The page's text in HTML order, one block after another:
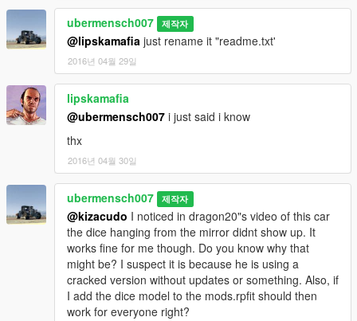
ubermensch007 제작자
@lipskamafia just rename it "readme.txt'
2016년 04월 29일
lipskamafia
@ubermensch007 i just said i know
thx
2016년 04월 30일
ubermensch007 제작자
@kizacudo I noticed in dragon20"s video of this car
the dice hanging from the mirror didnt show up. It
works fine for me though. Do you know why that
might be? I suspect it is because he is using a
cracked version without updates or something. Also, if
I add the dice model to the mods.rpfit should then
work for everyone right?